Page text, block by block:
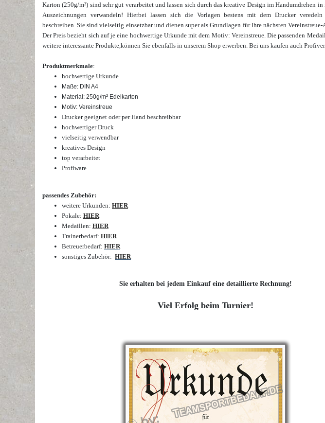
Karton (250g/m²) sind sehr gut verarbeitet und lassen sich durch das kreative Design im Handumdrehen
Auszeichnungen verwandeln! Hierbei lassen sich die Vorlagen bestens mit dem Drucker
beschreiben. Sie sind vielseitig einsetzbar und dienen super als Grundlagen für Ihre nächsten
Der Preis bezieht sich auf je eine hochwertige Urkunde mit dem Motiv: Vereinstreue. Die passenden
weitere interessante Produkte,können Sie ebenfalls in unserem Shop erwerben. Bei uns kaufen auch
Produktmerkmale:
hochwertige Urkunde
Maße: DIN A4
Material: 250g/m² Edelkarton
Motiv: Vereinstreue
Drucker geeignet oder per Hand beschreibbar
hochwertiger Druck
vielseitig verwendbar
kreatives Design
top verarbeitet
Profiware
passendes Zubehör:
weitere Urkunden: HIER
Pokale: HIER
Medaillen: HIER
Trainerbedarf: HIER
Betreuerbedarf: HIER
sonstiges Zubehör: HIER
Sie erhalten bei jedem Einkauf eine detaillierte Rechnung!
Viel Erfolg beim Turnier!